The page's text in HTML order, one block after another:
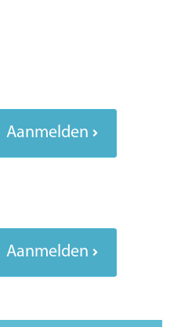
Aanmelden
Aanmelden